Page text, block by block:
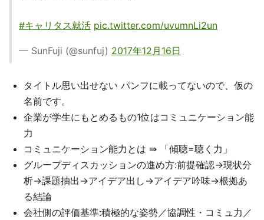
#キャリタス就活 pic.twitter.com/uvumnLi2un
— SunFuji (@sunfuj) 2017年12月16日
タイトル思い出せない パンフに載ってないので、仮の
名前です。
企業が学生にもとめるもの1位はコミュニケーション能
力
コミュニケーション能力とは ⇛ 「傾聴=聴く力」
グループディスカッションの進め方:前提確認→現状分
析→課題抽出→アイデア出し→アイデア吟味→根拠あ
る結論
会社側の評価基準:積極的な姿勢／協調性・コミュ力／